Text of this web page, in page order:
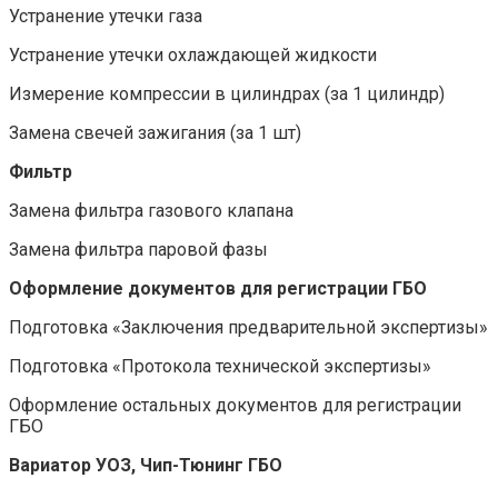
Устранение утечки газа
Устранение утечки охлаждающей жидкости
Измерение компрессии в цилиндрах (за 1 цилиндр)
Замена свечей зажигания (за 1 шт)
Фильтр
Замена фильтра газового клапана
Замена фильтра паровой фазы
Оформление документов для регистрации ГБО
Подготовка «Заключения предварительной экспертизы»
Подготовка «Протокола технической экспертизы»
Оформление остальных документов для регистрации
ГБО
Вариатор УОЗ, Чип-Тюнинг ГБО